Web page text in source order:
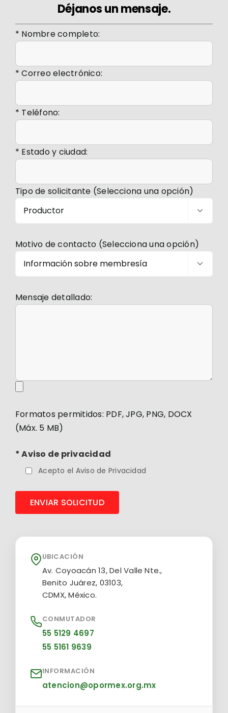
6º Congreso
Membresía
Contacto
Déjanos un mensaje.
* Nombre completo:
* Correo electrónico:
* Teléfono:
* Estado y ciudad:
Tipo de solicitante (Selecciona una opción)

Motivo de contacto (Selecciona una opción)

Mensaje detallado:
Formatos permitidos: PDF, JPG, PNG, DOCX
(Máx. 5 MB)
* Aviso de privacidad
Acepto el Aviso de Privacidad
UBICACIÓN
Av. Coyoacán 13, Del Valle Nte.,
Benito Juárez, 03103,
CDMX, México.
CONMUTADOR
55 5129 4697
55 5161 9639
INFORMACIÓN
atencion@opormex.org.mx